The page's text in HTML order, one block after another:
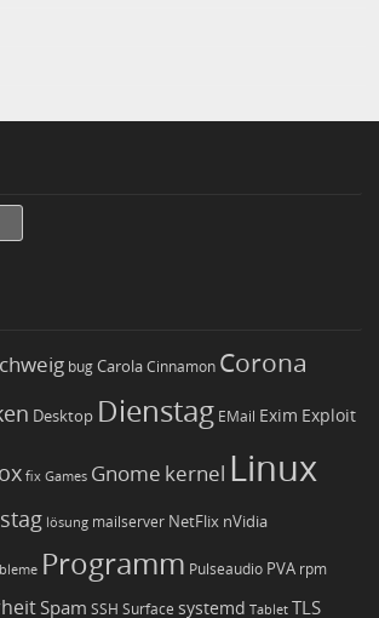
bugCarola Cinnamon Corona
Desktop Dienstag EMail Exim Exploit
fix Games Gnome kernel Linux
lösung mailserver NetFlix nVidia
Programm Pulseaudio PVA rpm
Spam SSH Surface systemd Tablet TLS